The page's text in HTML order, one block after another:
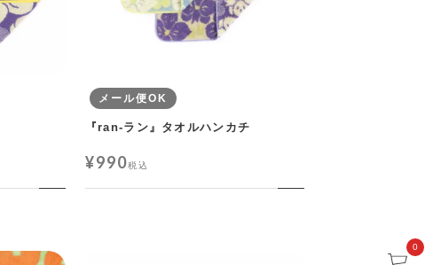
0
メール便OK
『ran-ラン』タオルハンカチ
¥990税込